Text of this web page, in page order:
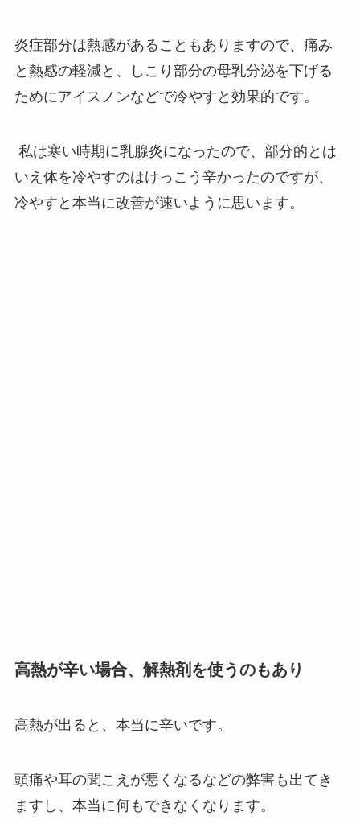
炎症部分は熱感があることもありますので、痛み
と熱感の軽減と、しこり部分の母乳分泌を下げる
ためにアイスノンなどで冷やすと効果的です。
私は寒い時期に乳腺炎になったので、部分的とは
いえ体を冷やすのはけっこう辛かったのですが、
冷やすと本当に改善が速いように思います。
高熱が辛い場合、解熱剤を使うのもあり
高熱が出ると、本当に辛いです。
頭痛や耳の聞こえが悪くなるなどの弊害も出てき
ますし、本当に何もできなくなります。